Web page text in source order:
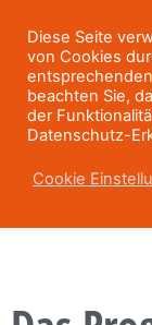
Diese Seite
von Cookies
beachten Sie,
der
Datenschutz-
Cookie